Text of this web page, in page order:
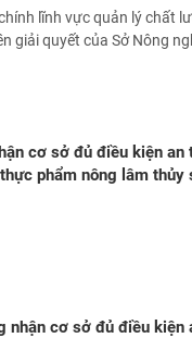
lĩnh vực quản lý chất
giải quyết của Sở Nông
cơ sở đủ điều kiện
phẩm nông lâm thủy
nhận cơ sở đủ điều kiện